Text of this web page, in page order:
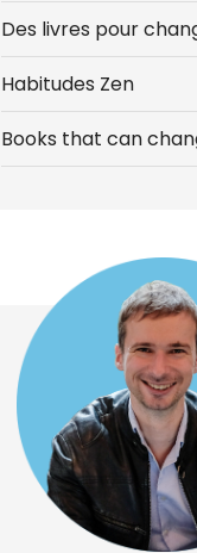
Des livres pour
Habitudes Zen
Books that can